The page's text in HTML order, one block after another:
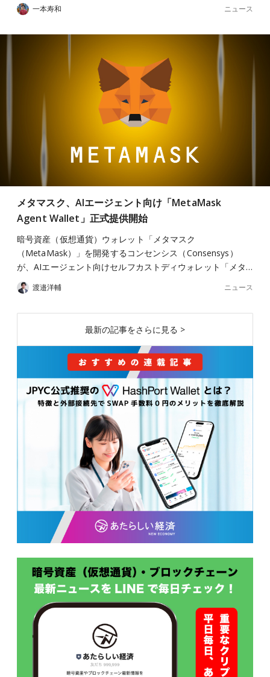
一本寿和 ニュース
メタマスク、AIエージェント向け「MetaMask
Agent Wallet」正式提供開始
暗号資産（仮想通貨）ウォレット「メタマスク
（MetaMask）」を開発するコンセンシス（Consensys）
が、AIエージェント向けセルフカストディウォレット「メタ…
渡邉洋輔 ニュース
最新の記事をさらに見る >